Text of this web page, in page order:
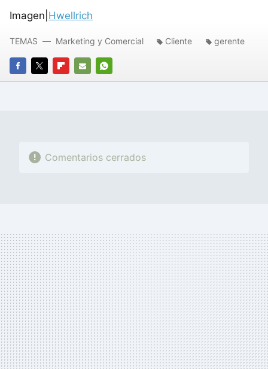
Imagen| Hwellrich
FACEBOOK
TWITTERFLIPBOARD
E-
WHATSAPP
TEMAS Marketing y Comercial Cliente gerente
Comentarios cerrados